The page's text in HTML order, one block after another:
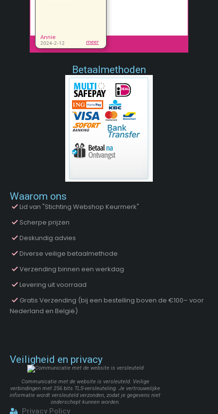
Betaalmethoden
Waarom ons
Lid van "Stichting Webshop Keurmerk"
Scherpe prijzen
Deskundig advies
Diverse veilige betaalmethode
Verzending binnen een werkdag
Levering uit voorraad
Gratis Verzending (bij een bestelling boven de €100– voor
Nederland en België)
Veiligheid en privacy
Communicatie met de website is versleuteld. Veilige
verbindingen met 256 bits TLS-versleuteling. Je vertrouwelijke
informatie wordt versleuteld verzonden, zodat je gegevens niet
onderschept kunnen worden.
Privacy Policy